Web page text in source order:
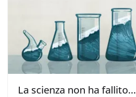
La scienza non ha fallito…